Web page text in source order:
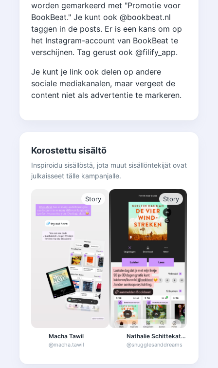
worden gemarkeerd met "Promotie voor
BookBeat." Je kunt ook @bookbeat.nl
taggen in de posts. Er is een kans om op
het Instagram-account van BookBeat te
verschijnen. Tag gerust ook @filify_app.
Je kunt je link ook delen op andere
sociale mediakanalen, maar vergeet de
content niet als advertentie te markeren.
Korostettu sisältö
Inspiroidu sisällöstä, jota muut sisällöntekijät ovat
julkaisseet tälle kampanjalle.
Story
Macha Tawil
@macha.tawil
Story
Nathalie Schittekatte | slaapcoach
@snugglesanddreams